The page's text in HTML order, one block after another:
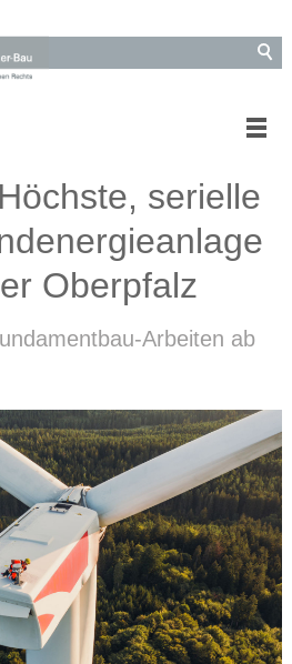
serielle
Oberpfalz
Arbeiten ab